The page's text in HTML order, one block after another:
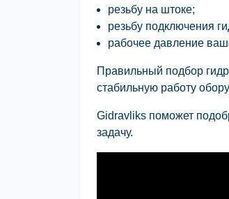
резьбу на штоке;
резьбу подключения
рабочее давление
Правильный подбор
стабильную работу
Gidravliks поможет
задачу.